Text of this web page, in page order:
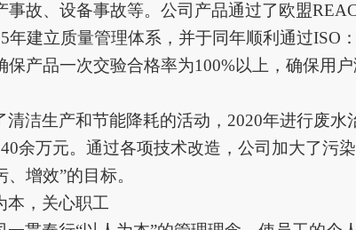
事故、设备事故等。公司产品通过了欧盟
年建立质量管理体系，并于同年顺利通过ISO
保产品一次交验合格率为100%以上，确保用
清洁生产和节能降耗的活动， 2020年进行废水
40余万元。通过各项技术改造，公司加大了污
增效”的目标。
本，关心职工